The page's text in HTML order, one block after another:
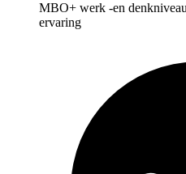
MBO+ werk -en
ervaring